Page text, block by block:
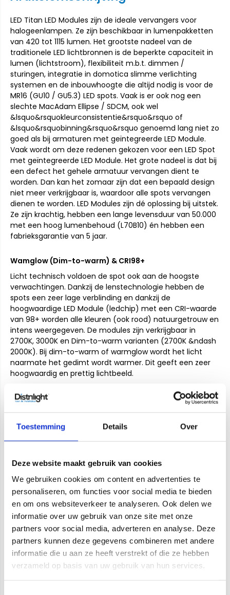
Toestemming Details Over
Deze website maakt gebruik van cookies
We gebruiken cookies om content en advertenties te
personaliseren, om functies voor social media te bieden
en om ons websiteverkeer te analyseren. Ook delen we
informatie over uw gebruik van onze site met onze
partners voor social media, adverteren en analyse. Deze
partners kunnen deze gegevens combineren met andere
informatie die u aan ze heeft verstrekt of die ze hebben
verzameld op basis van uw gebruik van hun services.
LED Titan LED Modules zijn de ideale vervangers voor
halogeenlampen. Ze zijn beschikbaar in lumenpakketten
van 420 tot 1115 lumen. Het grootste nadeel van de
traditionele LED lichtbronnen is de beperkte capaciteit in
lumen (lichtstroom), flexibiliteit m.b.t. dimmen /
sturingen, integratie in domotica slimme verlichting
systemen en de inbouwhoogte die altijd nodig is voor de
MR16 (GU10 / GU5.3) LED spots. Vaak is er ook nog een
slechte MacAdam Ellipse / SDCM, ook wel
&lsquo&rsquokleurconsistentie&rsquo&rsquo of
&lsquo&rsquobinning&rsquo&rsquo genoemd lang niet zo
goed als bij armaturen met geïntegreerde LED Module.
Vaak wordt om deze redenen gekozen voor een LED Spot
met geïntegreerde LED Module. Het grote nadeel is dat bij
een defect het gehele armatuur vervangen dient te
worden. Dan kan het zomaar zijn dat een bepaald design
niet meer verkrijgbaar is, waardoor alle spots vervangen
dienen te worden. LED Modules zijn dé oplossing bij uitstek.
Ze zijn krachtig, hebben een lange levensduur van 50.000
met een hoog lumenbehoud (L70B10) én hebben een
fabrieksgarantie van 5 jaar.
Wamglow (Dim-to-warm) & CRI98+
Licht technisch voldoen de spot ook aan de hoogste
verwachtingen. Dankzij de lenstechnologie hebben de
spots een zeer lage verblinding en dankzij de
hoogwaardige LED Module (ledchip) met een CRI-waarde
van 98+ worden alle kleuren (ook rood) natuurgetrouw en
intens weergegeven. De modules zijn verkrijgbaar in
2700K, 3000K en Dim-to-warm varianten (2700K &ndash
2000K). Bij dim-to-warm of warmglow wordt het licht
naarmate het gedimt wordt warmer. Dit geeft een zeer
hoogwaardig en prettig lichtbeeld.
Dimbare LED Spots voor Domotica (slimme verlichting)
Deze LED modules zijn een uitstekende investering dankzij
de modulaire eigenschappen. Ze zijn heel goed dimbaar
centraal of decentraal Domotica systeem wordt gebruikt.
De Titan ledspots kunnen ook met deze protocollen
worden aangestuurd. Kies hiervoor één van de geschikte
drivers.
LED Spot compatibiliteit (fase dimbaar)
Of een LED Module goed dimt of niet dimt heeft vooral te
maken met de geschikte LED Dimmer. Onderstaande LED
Dimmers zijn getest met 1 , 5 en 10 titan led modules. In de
praktijk is het dimmen van led verlichting per situatie
afhankelijk. Het mooiste is dat LED zonder trillingen